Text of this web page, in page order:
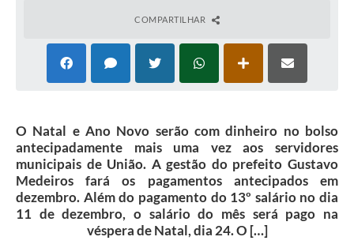
COMPARTILHAR
O Natal e Ano Novo serão com dinheiro no bolso
antecipadamente mais uma vez aos servidores
municipais de União. A gestão do prefeito Gustavo
Medeiros fará os pagamentos antecipados em
dezembro. Além do pagamento do 13º salário no dia
11 de dezembro, o salário do mês será pago na
véspera de Natal, dia 24. O […]